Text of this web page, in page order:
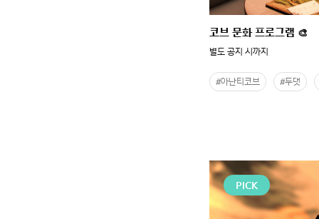
코브 문화 프로그램 🎨
별도 공지 시까지
#아난티코브 #두댓
PICK